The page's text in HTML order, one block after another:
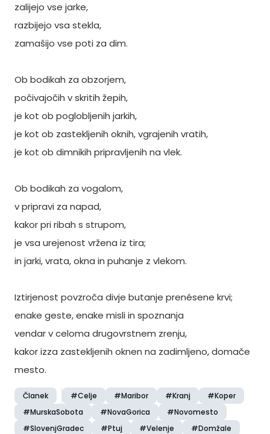
zalijejo vse jarke,
razbijejo vsa stekla,
zamašijo vse poti za dim.
Ob bodikah za obzorjem,
počivajočih v skritih žepih,
je kot ob poglobljenih jarkih,
je kot ob zastekljenih oknih, vgrajenih vratih,
je kot ob dimnikih pripravljenih na vlek.
Ob bodikah za vogalom,
v pripravi za napad,
kakor pri ribah s strupom,
je vsa urejenost vržena iz tira;
in jarki, vrata, okna in puhanje z vlekom.
Iztirjenost povzroča divje butanje prenésene krvi;
enake geste, enake misli in spoznanja
vendar v celoma drugovrstnem zrenju,
kakor izza zastekljenih oknen na zadimljeno, domače
mesto.
Članek #Celje #Maribor #Kranj
#Koper
#MurskaSobota
#NovaGorica
#Novomesto
#SlovenjGradec
#Ptuj #Velenje
#Domžale